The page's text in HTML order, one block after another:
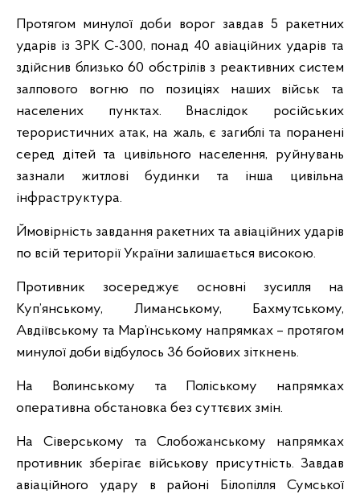
Протягом минулої доби ворог завдав 5 ракетних
ударів із ЗРК С-300, понад 40 авіаційних ударів та
здійснив близько 60 обстрілів з реактивних систем
залпового вогню по позиціях наших військ та
населених пунктах. Внаслідок російських
терористичних атак, на жаль, є загиблі та поранені
серед дітей та цивільного населення, руйнувань
зазнали житлові будинки та інша цивільна
інфраструктура.
Ймовірність завдання ракетних та авіаційних ударів
по всій території України залишається високою.
Противник зосереджує основні зусилля на
Куп’янському, Лиманському, Бахмутському,
Авдіївському та Мар’їнському напрямках – протягом
минулої доби відбулось 36 бойових зіткнень.
На Волинському та Поліському напрямках
оперативна обстановка без суттєвих змін.
На Сіверському та Слобожанському напрямках
противник зберігає військову присутність. Завдав
авіаційного удару в районі Білопілля Сумської